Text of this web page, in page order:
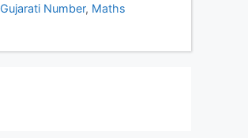
Tags
Gujarati Number, Maths